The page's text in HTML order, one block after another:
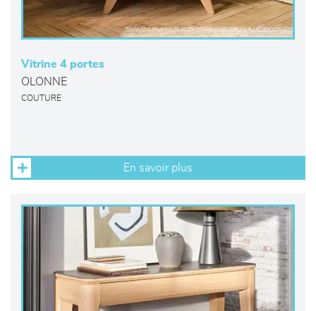
Vitrine 4 portes
OLONNE
COUTURE
En savoir plus